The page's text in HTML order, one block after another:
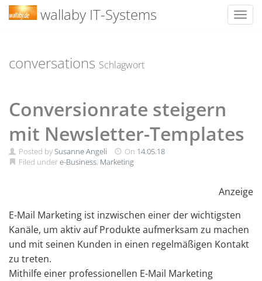
wallaby IT-Systems
conversations Schlagwort
Conversionrate steigern
mit Newsletter-Templates
Posted bySusanne Angeli On 14.05.18
Filed undere-Business, Marketing
Anzeige
E-Mail Marketing ist inzwischen einer der wichtigsten
Kanäle, um aktiv auf Produkte aufmerksam zu machen
und mit seinen Kunden in einen regelmäßigen Kontakt
zu treten.
Mithilfe einer professionellen E-Mail Marketing